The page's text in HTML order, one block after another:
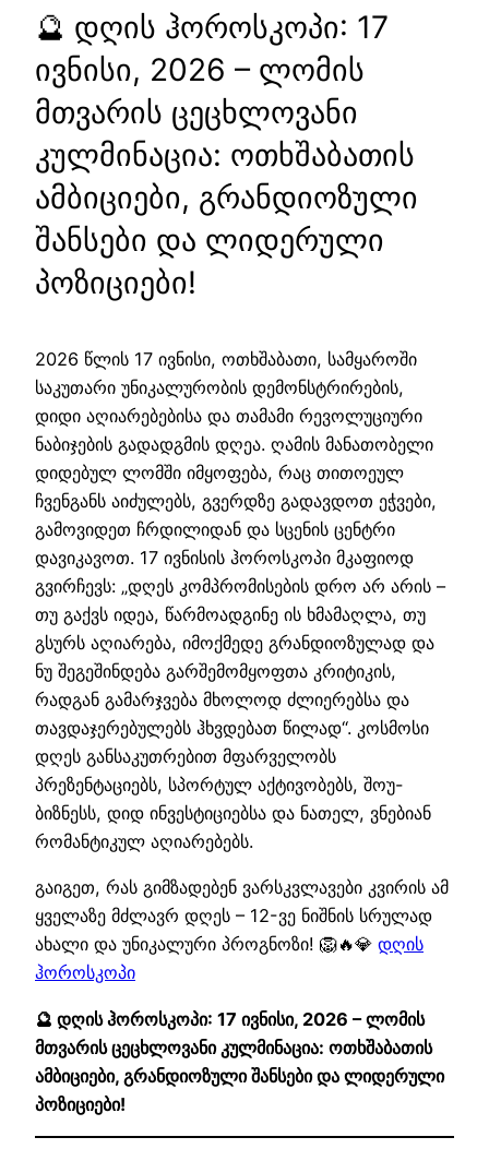
🔮 დღის ჰოროსკოპი: 17
ივნისი, 2026 – ლომის
მთვარის ცეცხლოვანი
კულმინაცია: ოთხშაბათის
ამბიციები, გრანდიოზული
შანსები და ლიდერული
პოზიციები!
2026 წლის 17 ივნისი, ოთხშაბათი, სამყაროში
საკუთარი უნიკალურობის დემონსტრირების,
დიდი აღიარებებისა და თამამი რევოლუციური
ნაბიჯების გადადგმის დღეა. ღამის მანათობელი
დიდებულ ლომში იმყოფება, რაც თითოეულ
ჩვენგანს აიძულებს, გვერდზე გადავდოთ ეჭვები,
გამოვიდეთ ჩრდილიდან და სცენის ცენტრი
დავიკავოთ. 17 ივნისის ჰოროსკოპი მკაფიოდ
გვირჩევს: „დღეს კომპრომისების დრო არ არის –
თუ გაქვს იდეა, წარმოადგინე ის ხმამაღლა, თუ
გსურს აღიარება, იმოქმედე გრანდიოზულად და
ნუ შეგეშინდება გარშემომყოფთა კრიტიკის,
რადგან გამარჯვება მხოლოდ ძლიერებსა და
თავდაჯერებულებს ჰხვდებათ წილად“. კოსმოსი
დღეს განსაკუთრებით მფარველობს
პრეზენტაციებს, სპორტულ აქტივობებს, შოუ-
ბიზნესს, დიდ ინვესტიციებსა და ნათელ, ვნებიან
რომანტიკულ აღიარებებს.
გაიგეთ, რას გიმზადებენ ვარსკვლავები კვირის ამ
ყველაზე მძლავრ დღეს – 12-ვე ნიშნის სრულად
ახალი და უნიკალური პროგნოზი! 🦁🔥💎 დღის
ჰოროსკოპი
🔮 დღის ჰოროსკოპი: 17 ივნისი, 2026 – ლომის
მთვარის ცეცხლოვანი კულმინაცია: ოთხშაბათის
ამბიციები, გრანდიოზული შანსები და ლიდერული
პოზიციები!